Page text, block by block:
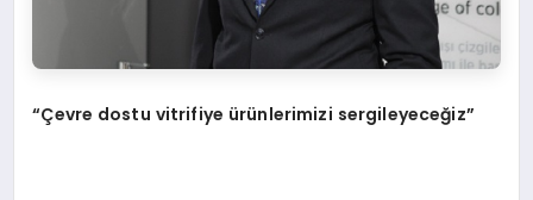
“Çevre dostu vitrifiye ürünlerimizi sergileyeceğiz”